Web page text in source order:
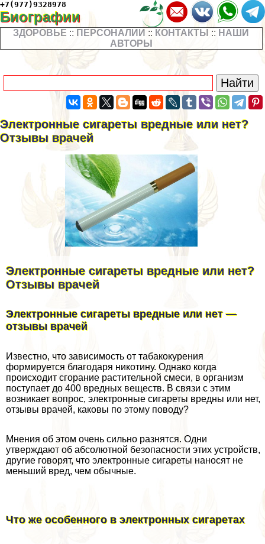
+7(977)9328978
Биографии
ЗДОРОВЬЕ :: ПЕРСОНАЛИИ :: КОНТАКТЫ :: НАШИ
АВТОРЫ
Электронные сигареты вредные или нет?
Отзывы врачей
Электронные сигареты вредные или нет?
Отзывы врачей
Электронные сигареты вредные или нет —
отзывы врачей
Известно, что зависимость от табакокурения
формируется благодаря никотину. Однако когда
происходит сгорание растительной смеси, в организм
поступает до 400 вредных веществ. В связи с этим
возникает вопрос, электронные сигареты вредны или нет,
отзывы врачей, каковы по этому поводу?
Мнения об этом очень сильно разнятся. Одни
утверждают об абсолютной безопасности этих устройств,
другие говорят, что электронные сигареты наносят не
меньший вред, чем обычные.
Что же особенного в электронных сигаретах